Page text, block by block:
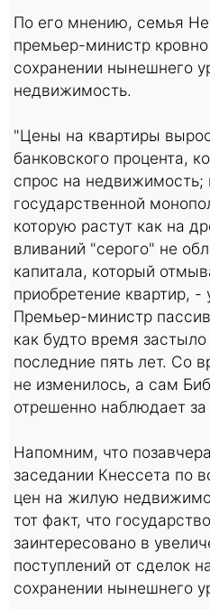
По его мнению, семья
премьер-министр
сохранении нынешнего
недвижимость.
"Цены на квартиры
банковского процента,
спрос на недвижимость;
государственной
которую растут как на
вливаний "серого" не
капитала, который
приобретение квартир,
Премьер-министр
как будто время
последние пять лет. Со
не изменилось, а сам
отрешенно наблюдает
Напомним, что
заседании Кнессета по
цен на жилую
тот факт, что
заинтересовано в
поступлений от сделок
сохранении нынешнего